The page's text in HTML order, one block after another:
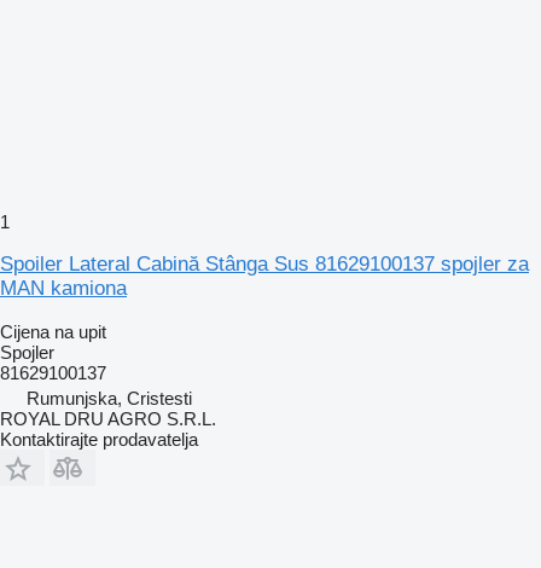
1
Spoiler Lateral Cabină Stânga Sus 81629100137 spojler za
MAN kamiona
Cijena na upit
Spojler
81629100137
Rumunjska, Cristesti
ROYAL DRU AGRO S.R.L.
Kontaktirajte prodavatelja